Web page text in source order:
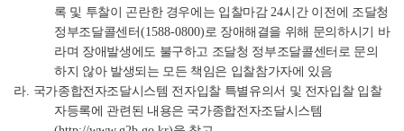
록 및 투찰이 곤란한 경우에는 입찰마감 24시간 이전에 조달청
정부조달콜센터 (1588-0800) 로 장애해결을 위해 문의하시기 바
라며 장애발생에도 불구하고 조달청 정부조달콜센터로 문의
하지 않아 발생되는 모든 책임은 입찰참가자에 있음
라. 국가종합전자조달시스템 전자입찰 특별유의서 및 전자입찰 입찰
자등록에 관련된 내용은 국가종합전자조달시스템